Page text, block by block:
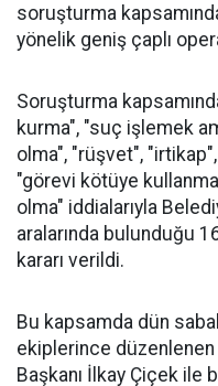
soruşturma
yönelik geniş çaplı
Soruşturma
kurma", "suç işlemek
olma", "rüşvet",
"görevi kötüye
olma" iddialarıyla
aralarında bulunduğu
kararı verildi.
Bu kapsamda dün
ekiplerince
Başkanı İlkay Çiçek ile